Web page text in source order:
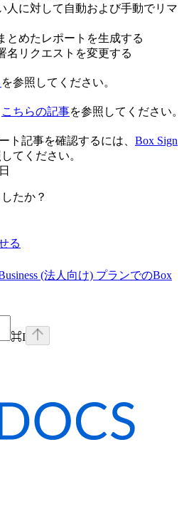
人に対して自動および手動でリマ
とめたレポートを生成する
名リクエストを変更する
を参照してください。
こちらの記事を参照してください。
ト記事を確認するには、 Box Sign
てください。
たか？
る
(法人向け) プランでのBox
⌘I